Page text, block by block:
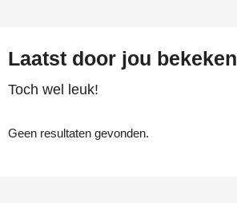
Laatst door jou bekeken
Toch wel leuk!
Geen resultaten gevonden.